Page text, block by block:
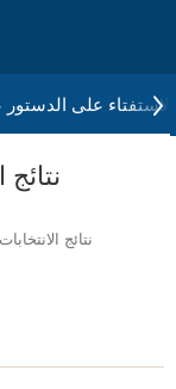
على الدستور عام
نتائج
نتائج الانتخابات